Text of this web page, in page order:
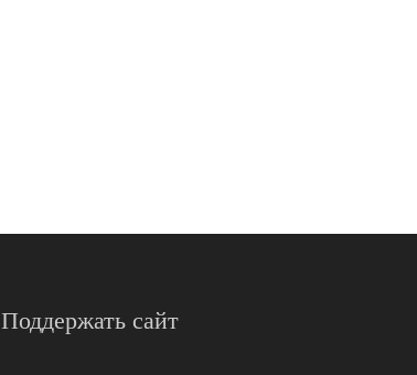
Поддержать сайт